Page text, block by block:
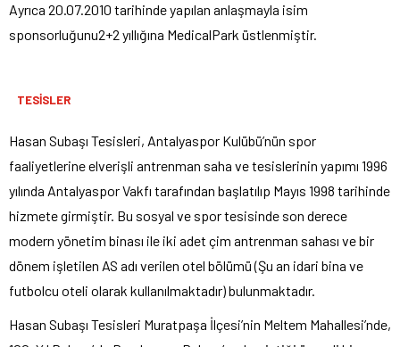
Ayrıca 20.07.2010 tarihinde yapılan anlaşmayla isim
sponsorluğunu2+2 yıllığına MedicalPark üstlenmiştir.
TESİSLER
Hasan Subaşı Tesisleri, Antalyaspor Kulübü’nün spor
faaliyetlerine elverişli antrenman saha ve tesislerinin yapımı 1996
yılında Antalyaspor Vakfı tarafından başlatılıp Mayıs 1998 tarihinde
hizmete girmiştir. Bu sosyal ve spor tesisinde son derece
modern yönetim binası ile iki adet çim antrenman sahası ve bir
dönem işletilen AS adı verilen otel bölümü (Şu an idari bina ve
futbolcu oteli olarak kullanılmaktadır) bulunmaktadır.
Hasan Subaşı Tesisleri Muratpaşa İlçesi’nin Meltem Mahallesi’nde,